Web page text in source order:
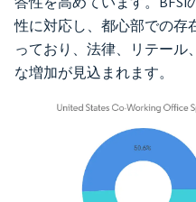
性に対応し、都心部での存
っており、法律、リテール
な増加が見込まれます。